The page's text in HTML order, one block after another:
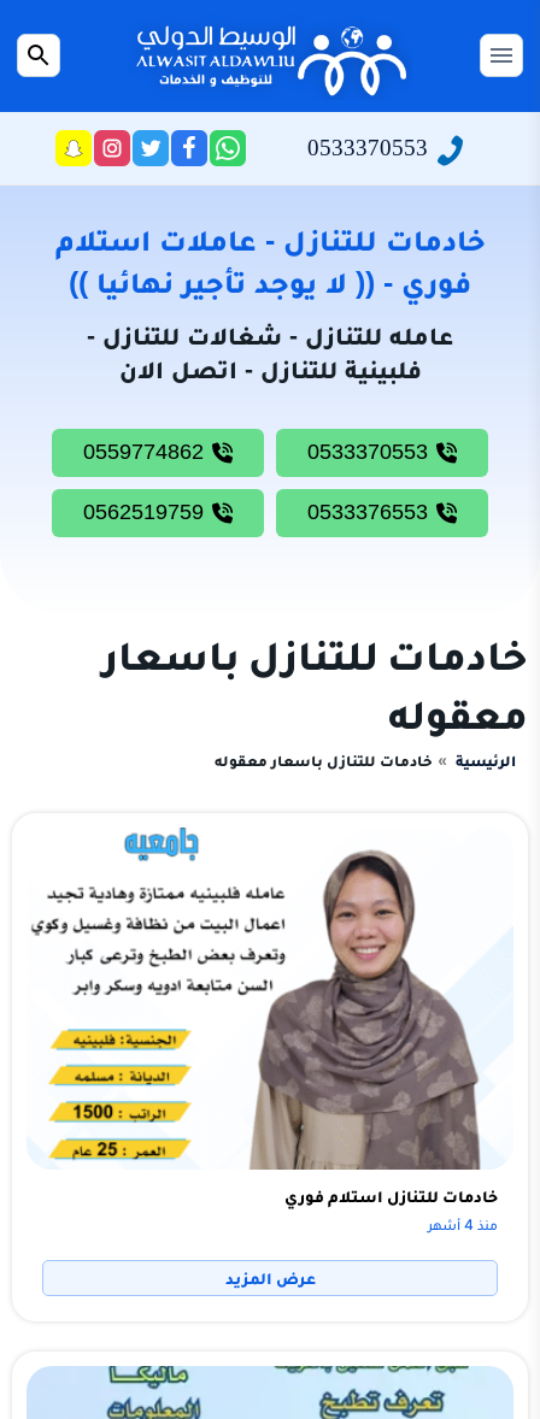
المحتوىالقائمة
الرئيسية
سياسة
من
نحن
خادمات
للتنازل
شغالات
للتنازل
بحث
0533370553
راسلنا
عبر
تابعنا
على
فيسبوك
تابعنا
على
تويتر
تابعنا
على
انستجرام
خادمات للتنازل - عاملات استلام
فوري - (( لا يوجد تأجير نهائيا ))
عامله للتنازل - شغالات للتنازل -
فلبينية للتنازل - اتصل الان
خادمات للتنازل باسعار
معقوله
الرئيسية خادمات للتنازل باسعار معقوله
خادمات للتنازل استلام فوري
منذ 4 أشهر
عرض المزيد